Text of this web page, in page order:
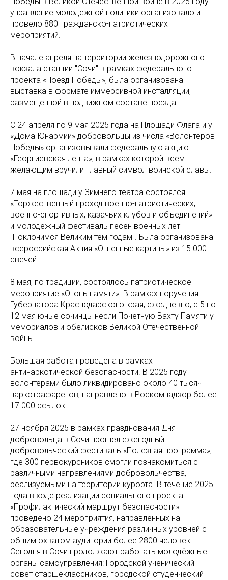
управление молодежной политики организовало и
провело 880 гражданско-патриотических
мероприятий.
В начале апреля на территории железнодорожного
вокзала станции "Сочи" в рамках федерального
проекта «Поезд Победы», была организована
выставка в формате иммерсивной инсталляции,
размещенной в подвижном составе поезда.
С 24 апреля по 9 мая 2025 года на Площади Флага и у
«Дома Юнармии» добровольцы из числа «Волонтеров
Победы» организовывали федеральную акцию
«Георгиевская лента», в рамках которой всем
желающим вручили главный символ воинской славы.
7 мая на площади у Зимнего театра состоялся
«Торжественный проход военно-патриотических,
военно-спортивных, казачьих клубов и объединений»
и молодёжный фестиваль песен военных лет
"Поклонимся Великим тем годам". Была организована
всероссийская Акция «Огненные картины» из 15 000
свечей.
8 мая, по традиции, состоялось патриотическое
мероприятие «Огонь памяти». В рамках поручения
Губернатора Краснодарского края, ежедневно, с 5 по
12 мая юные сочинцы несли Почетную Вахту Памяти y
мемориалов и обелисков Великой Отечественной
войны.
Большая работа проведена в рамках
антинаркотической безопасности. В 2025 году
волонтерами было ликвидировано около 40 тысяч
наркотрафаретов, направлено в Роскомнадзор более
17 000 ссылок.
27 ноября 2025 в рамках празднования Дня
добровольца в Сочи прошел ежегодный
добровольческий фестиваль «Полезная программа»,
где 300 первокурсников смогли познакомиться с
различными направлениями добровольчества,
реализуемыми на территории курорта. В течение 2025
года в ходе реализации социального проекта
«Профилактический маршрут безопасности»
проведено 24 мероприятия, направленных на
образовательные учреждения различных уровней с
общим охватом аудитории более 2800 человек.
Сегодня в Сочи продолжают работать молодёжные
органы самоуправления: Городской ученический
совет старшеклассников, городской студенческий